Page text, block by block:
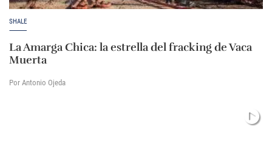
SHALE
La Amarga Chica: la estrella del fracking de Vaca
Muerta
Por Antonio Ojeda